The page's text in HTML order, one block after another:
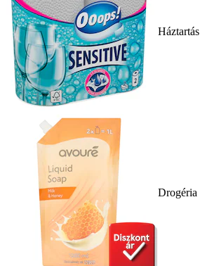
Háztartás
Drogéria